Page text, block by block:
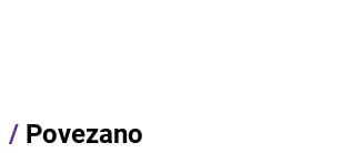
/ Povezano